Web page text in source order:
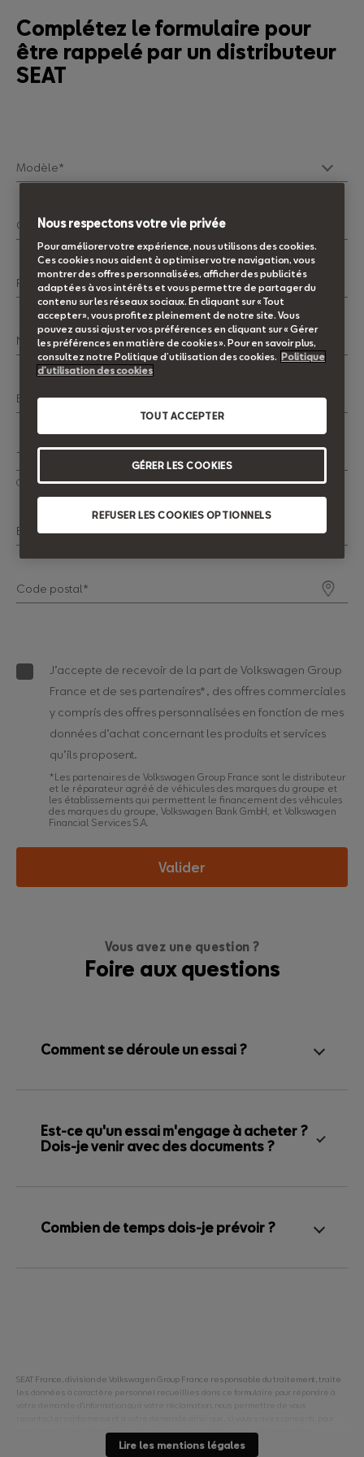
Complétez le formulaire pour
être rappelé par un distributeur
SEAT
Modèle*
Civilité*
Prénom*
Nom*
Email*
Téléphone*
Ce champ doit contenir 10 chiffres
Envisagez-vous de faire financer votre prochain véhicule ?
Code postal*
J’accepte de recevoir de la part de Volkswagen Group
France et de ses partenaires*, des offres commerciales
y compris des offres personnalisées en fonction de mes
données d’achat concernant les produits et services
qu’ils proposent.
*Les partenaires de Volkswagen Group France sont le distributeur
et le réparateur agréé de véhicules des marques du groupe et
les établissements qui permettent le financement des véhicules
des marques du groupe, Volkswagen Bank GmbH, et Volkswagen
Financial Services S.A.
Valider
Vous avez une question ?
Foire aux questions
Comment se déroule un essai ?
Est-ce qu'un essai m'engage à acheter ?
Dois-je venir avec des documents ?
Combien de temps dois-je prévoir ?
Lire les mentions légales
SEAT France, division de Volkswagen Group France responsable du traitement, traite
les données à caractère personnel recueillies dans ce formulaire pour répondre à
votre demande d'information ou à votre réclamation, nous permettre de vous
vous envoyer nos offres commerciales et nos actualités à des fins marketing.
Pour en savoir plus sur la gestion de vos données personnelles et pour exercer vos
Nous respectons votre vie privée
Pour améliorer votre expérience, nous utilisons des cookies.
Ces cookies nous aident à optimiser votre navigation, vous
montrer des offres personnalisées, afficher des publicités
adaptées à vos intérêts et vous permettre de partager du
contenu sur les réseaux sociaux. En cliquant sur « Tout
accepter », vous profitez pleinement de notre site. Vous
pouvez aussi ajuster vos préférences en cliquant sur « Gérer
les préférences en matière de cookies ». Pour en savoir plus,
consultez notre Politique d’utilisation des cookies. Politique
d’utilisation des cookies
REFUSER LES COOKIES OPTIONNELS
TOUT ACCEPTER
GÉRER LES COOKIES